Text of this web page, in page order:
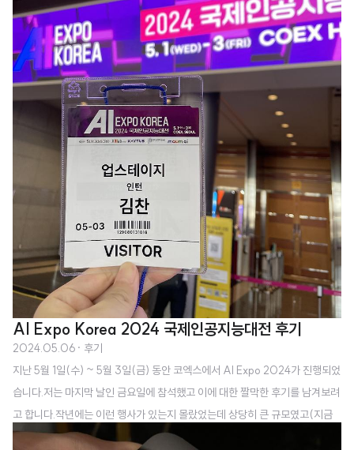
AI Expo Korea 2024 국제인공지능대전 후기
2024.05.06 · 후기
지난 5월 1일(수) ~ 5월 3일(금) 동안 코엑스에서 AI Expo 2024가 진행되었
습니다.저는 마지막 날인 금요일에 참석했고 이에 대한 짤막한 후기를 남겨보려
고 합니다.작년에는 이런 행사가 있는지 몰랐었는데 상당히 큰 규모였고(지금
까지 다녀봤던 행사들 중 기업 부스가 가장 많았던 것 같네요 😲), 느낌이 조금